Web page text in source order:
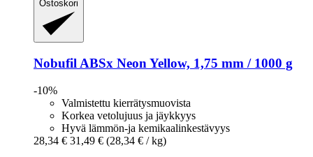
Ostoskori
Nobufil ABSx Neon Yellow, 1,75 mm / 1000 g
-10%
Valmistettu kierrätysmuovista
Korkea vetolujuus ja jäykkyys
Hyvä lämmön-ja kemikaalinkestävyys
28,34 € 31,49 € (28,34 € / kg)